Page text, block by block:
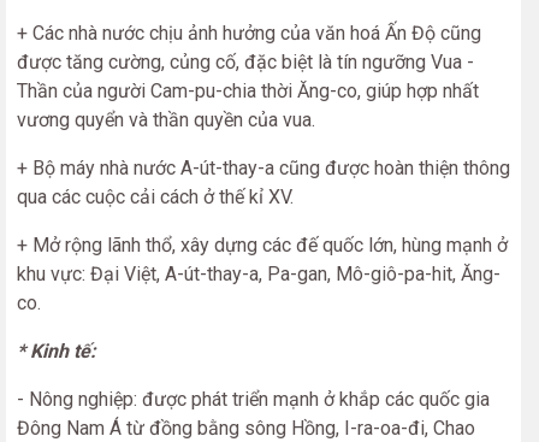
+ Các nhà nước chịu ảnh hưởng của văn hoá Ấn Độ cũng
được tăng cường, củng cố, đặc biệt là tín ngưỡng Vua -
Thần của người Cam-pu-chia thời Ăng-co, giúp hợp nhất
vương quyển và thần quyền của vua.
+ Bộ máy nhà nước A-út-thay-a cũng được hoàn thiện thông
qua các cuộc cải cách ở thế kỉ XV.
+ Mở rộng lãnh thổ, xây dựng các đế quốc lớn, hùng mạnh ở
khu vực: Đại Việt, A-út-thay-a, Pa-gan, Mô-giô-pa-hit, Ăng-
co.
* Kinh tế:
- Nông nghiệp: được phát triển mạnh ở khắp các quốc gia
Đông Nam Á từ đồng bằng sông Hồng, I-ra-oa-đi, Chao